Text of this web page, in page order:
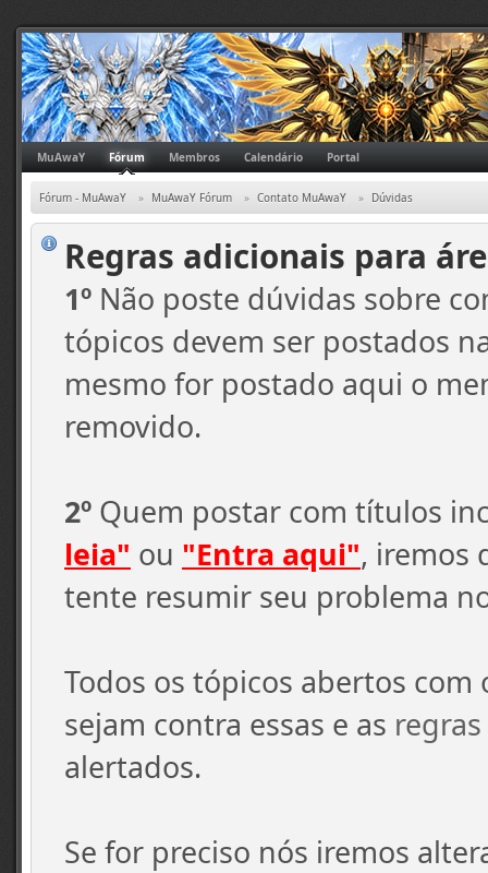
MuAwaY Fórum Membros Calendário Portal
Fórum - MuAwaY » MuAwaY Fórum » Contato MuAwaY » Dúvidas
Regras adicionais para
1º Não poste dúvidas sobre
tópicos devem ser postados
mesmo for postado aqui o
removido.
2º Quem postar com títulos
leia" ou "Entra aqui", iremos
tente resumir seu problema
Todos os tópicos abertos com
sejam contra essas e as
alertados.
Se for preciso nós iremos